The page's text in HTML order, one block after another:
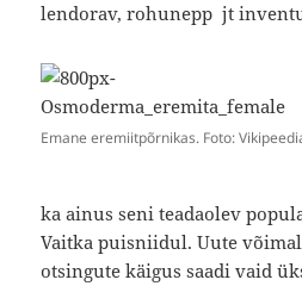
lendorav, rohunepp jt
Emane eremiitpõrnikas. Foto:
ka ainus seni teadaolev
Vaitka puisniidul. Uute
otsingute käigus saadi vaid